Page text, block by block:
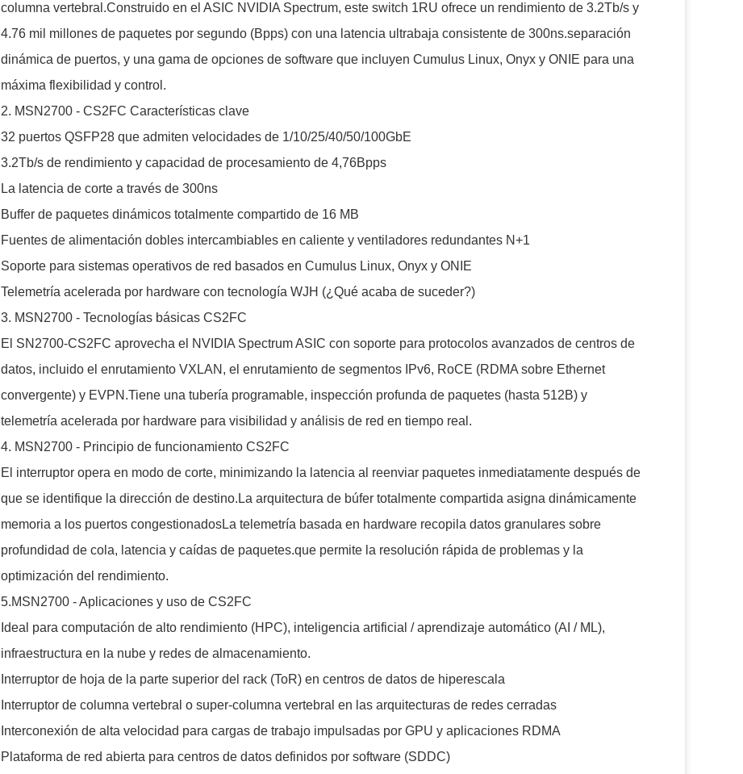
columna vertebral.Construido en el ASIC NVIDIA Spectrum, este switch 1RU ofrece un rendimiento de 3.2Tb/s y
4.76 mil millones de paquetes por segundo (Bpps) con una latencia ultrabaja consistente de 300ns.separación
dinámica de puertos, y una gama de opciones de software que incluyen Cumulus Linux, Onyx y ONIE para una
máxima flexibilidad y control.
2. MSN2700 - CS2FC Características clave
32 puertos QSFP28 que admiten velocidades de 1/10/25/40/50/100GbE
3.2Tb/s de rendimiento y capacidad de procesamiento de 4,76Bpps
La latencia de corte a través de 300ns
Buffer de paquetes dinámicos totalmente compartido de 16 MB
Fuentes de alimentación dobles intercambiables en caliente y ventiladores redundantes N+1
Soporte para sistemas operativos de red basados en Cumulus Linux, Onyx y ONIE
Telemetría acelerada por hardware con tecnología WJH (¿Qué acaba de suceder?)
3. MSN2700 - Tecnologías básicas CS2FC
El SN2700-CS2FC aprovecha el NVIDIA Spectrum ASIC con soporte para protocolos avanzados de centros de
datos, incluido el enrutamiento VXLAN, el enrutamiento de segmentos IPv6, RoCE (RDMA sobre Ethernet
convergente) y EVPN.Tiene una tubería programable, inspección profunda de paquetes (hasta 512B) y
telemetría acelerada por hardware para visibilidad y análisis de red en tiempo real.
4. MSN2700 - Principio de funcionamiento CS2FC
El interruptor opera en modo de corte, minimizando la latencia al reenviar paquetes inmediatamente después de
que se identifique la dirección de destino.La arquitectura de búfer totalmente compartida asigna dinámicamente
memoria a los puertos congestionadosLa telemetría basada en hardware recopila datos granulares sobre
profundidad de cola, latencia y caídas de paquetes.que permite la resolución rápida de problemas y la
optimización del rendimiento.
5.MSN2700 - Aplicaciones y uso de CS2FC
Ideal para computación de alto rendimiento (HPC), inteligencia artificial / aprendizaje automático (AI / ML),
infraestructura en la nube y redes de almacenamiento.
Interruptor de hoja de la parte superior del rack (ToR) en centros de datos de hiperescala
Interruptor de columna vertebral o super-columna vertebral en las arquitecturas de redes cerradas
Interconexión de alta velocidad para cargas de trabajo impulsadas por GPU y aplicaciones RDMA
Plataforma de red abierta para centros de datos definidos por software (SDDC)